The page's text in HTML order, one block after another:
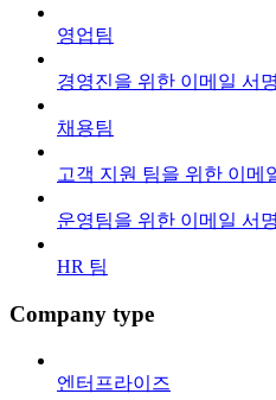
영업팀
경영진을 위한 이메일 서
채용팀
고객 지원 팀을 위한 이메
운영팀을 위한 이메일 서
HR 팀
Company type
엔터프라이즈